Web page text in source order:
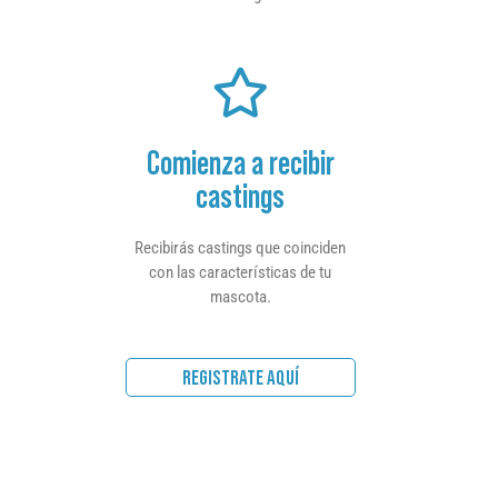
Comienza a recibir
castings
Recibirás castings que coinciden
con las características de tu
mascota.
REGISTRATE AQUÍ